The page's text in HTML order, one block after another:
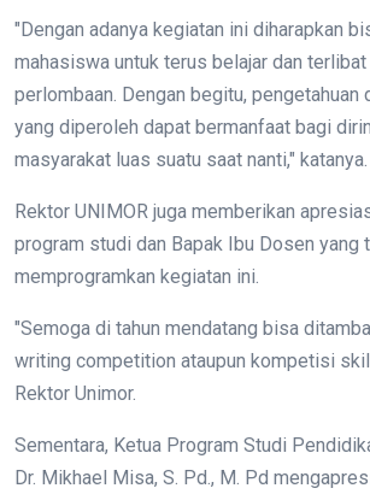
"Dengan adanya kegiatan ini diharapkan
mahasiswa untuk terus belajar dan
perlombaan. Dengan begitu, pengetahuan
yang diperoleh dapat bermanfaat bagi
masyarakat luas suatu saat nanti," katanya.
Rektor UNIMOR juga memberikan
program studi dan Bapak Ibu Dosen yang
memprogramkan kegiatan ini.
"Semoga di tahun mendatang bisa
writing competition ataupun kompetisi
Rektor Unimor.
Sementara, Ketua Program Studi
Dr. Mikhael Misa, S. Pd., M. Pd